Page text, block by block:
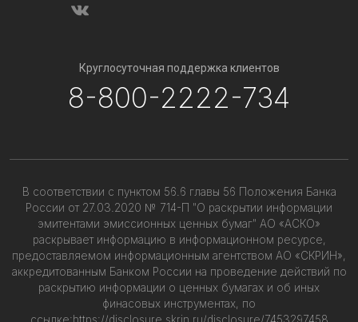
Круглосуточная поддержка клиентов
8-800-2222-734
В соответствии с пунктом 56.6 главы 56 Положения Банка
России от 27.03.2020 № 714-П "О раскрытии информации
эмитентами эмиссионных ценных бумаг" АО «АСКО»
раскрывает информацию в информационном ресурсе,
предоставляемом информационным агентством АО «СКРИН»,
аккредитованным Банком России на проведение действий по
раскрытию информации о ценных бумагах и об иных
финасовых инструментах, по